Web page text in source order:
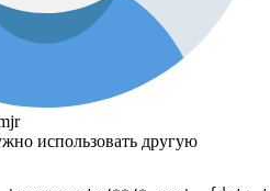
использовать другую